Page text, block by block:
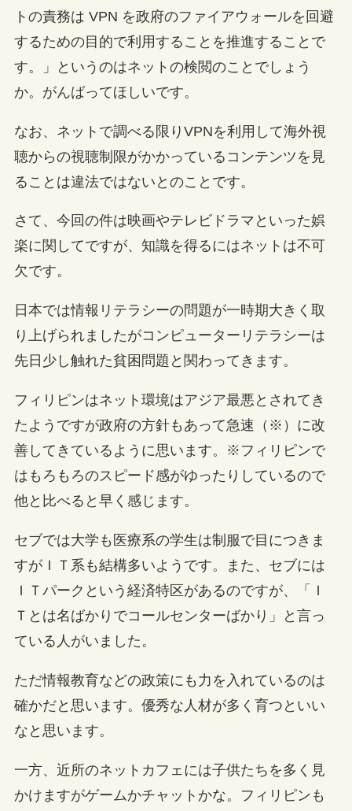
トの責務は VPN を政府のファイアウォールを回避
するための目的で利用することを推進することで
す。」というのはネットの検閲のことでしょう
か。がんばってほしいです。
なお、ネットで調べる限りVPNを利用して海外視
聴からの視聴制限がかかっているコンテンツを見
ることは違法ではないとのことです。
さて、今回の件は映画やテレビドラマといった娯
楽に関してですが、知識を得るにはネットは不可
欠です。
日本では情報リテラシーの問題が一時期大きく取
り上げられましたがコンピューターリテラシーは
先日少し触れた貧困問題と関わってきます。
フィリピンはネット環境はアジア最悪とされてき
たようですが政府の方針もあって急速（※）に改
善してきているように思います。※フィリピンで
はもろもろのスピード感がゆったりしているので
他と比べると早く感じます。
セブでは大学も医療系の学生は制服で目につきま
すがＩＴ系も結構多いようです。また、セブには
ＩＴパークという経済特区があるのですが、「Ｉ
Ｔとは名ばかりでコールセンターばかり」と言っ
ている人がいました。
ただ情報教育などの政策にも力を入れているのは
確かだと思います。優秀な人材が多く育つといい
なと思います。
一方、近所のネットカフェには子供たちを多く見
かけますがゲームかチャットかな。フィリピンも